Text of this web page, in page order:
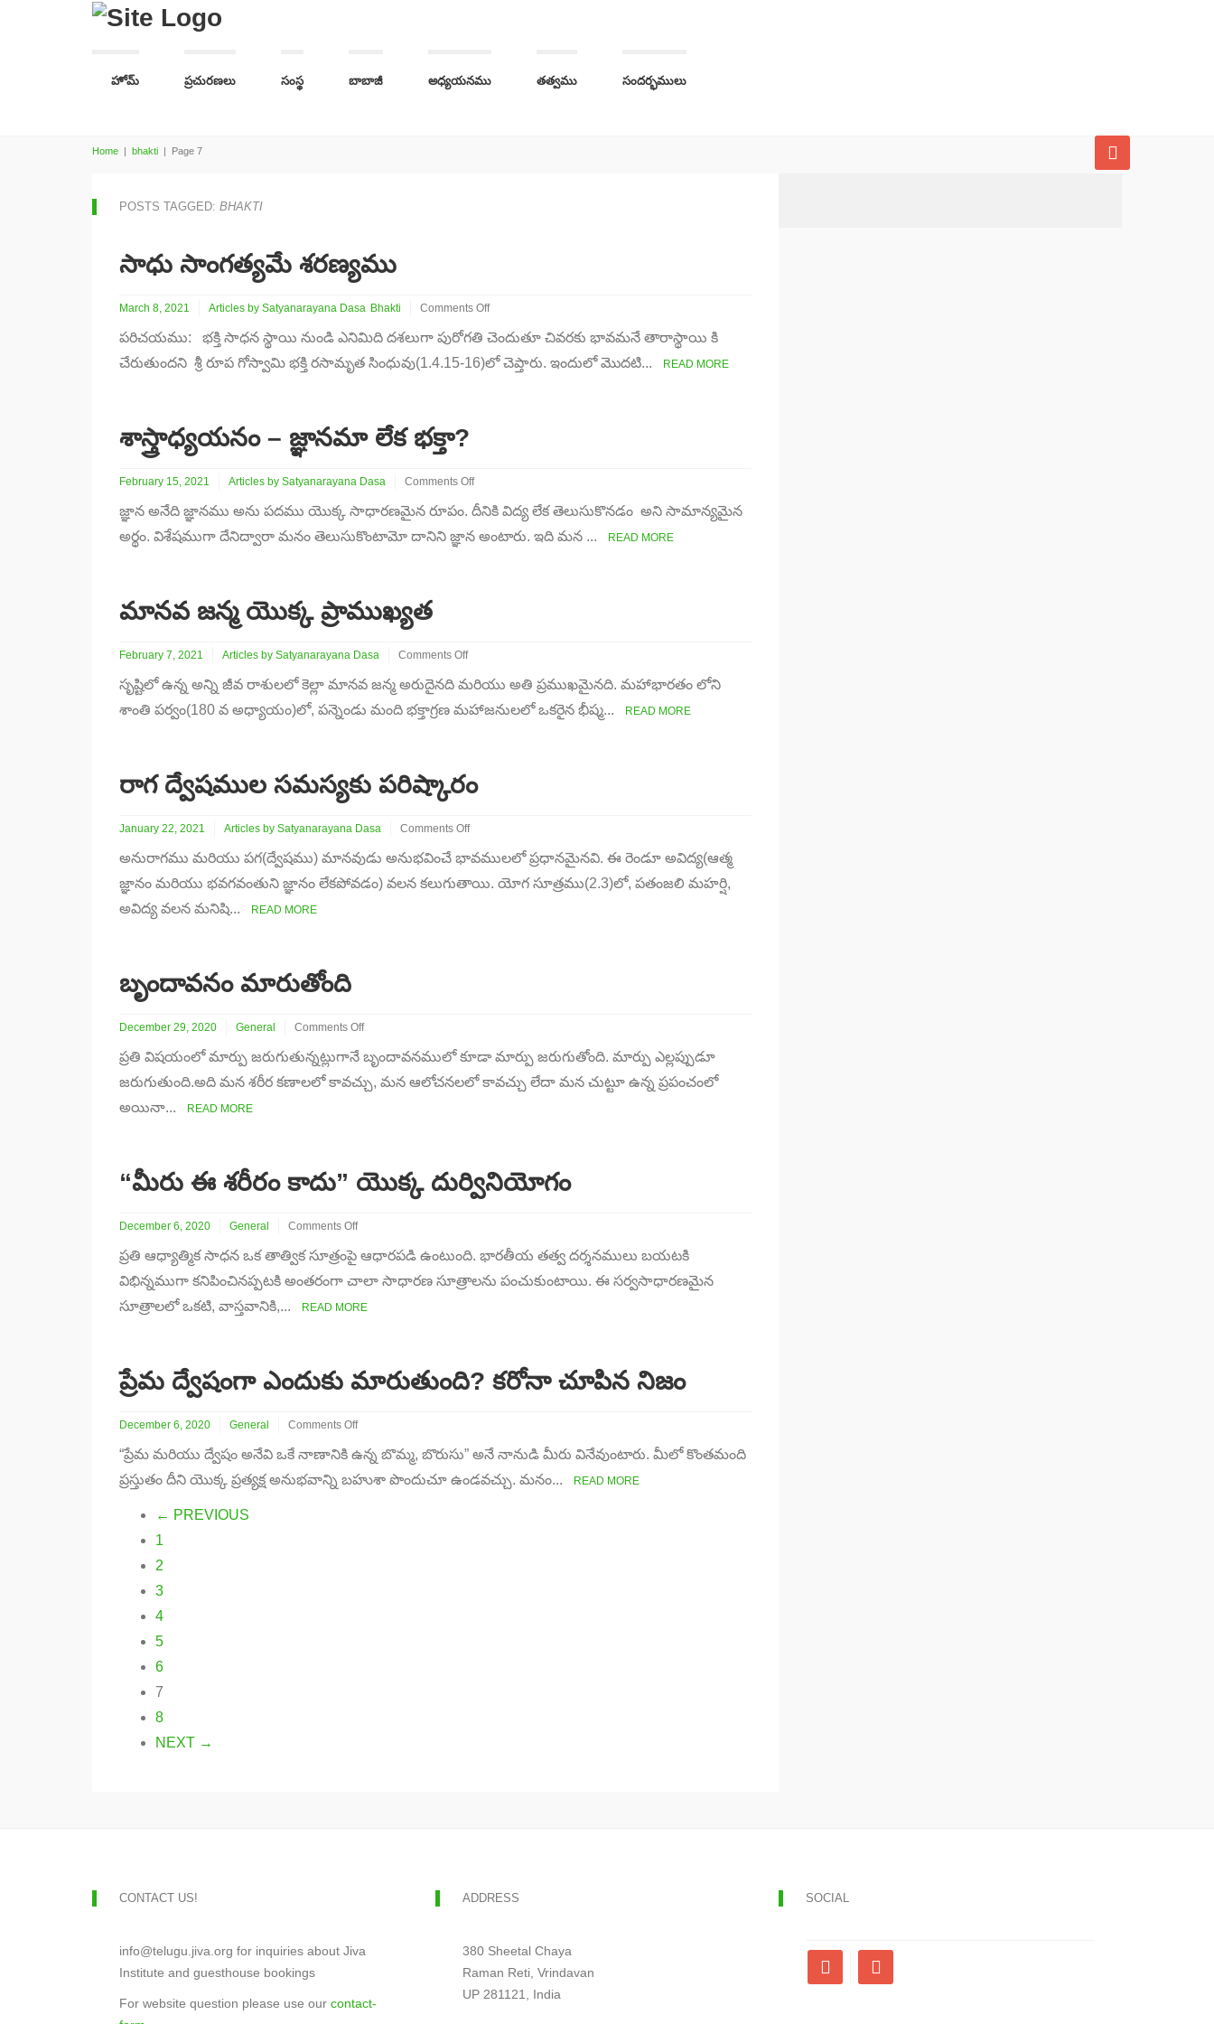
హోమ్ ప్రచురణలు సంస్థ బాబాజీ అధ్యయనము తత్వము సందర్భములు
Home | bhakti | Page 7
POSTS TAGGED: BHAKTI
సాధు సాంగత్యమే శరణ్యము
March 8, 2021 Articles by Satyanarayana Dasa Bhakti
Comments Off
సాధు
సాంగత్యమే
శరణ్యము
పరిచయము: భక్తి సాధన స్థాయి నుండి ఎనిమిది దశలుగా పురోగతి చెందుతూ చివరకు భావమనే తారాస్థాయి కి
చేరుతుందని శ్రీ రూప గోస్వామి భక్తి రసామృత సింధువు(1.4.15-16)లో చెప్తారు. ఇందులో మొదటి...
READ MORE
శాస్త్రాధ్యయనం – జ్ఞానమా లేక భక్తా?
February 15, 2021 Articles by Satyanarayana Dasa
Comments Off
శాస్త్రాధ్యయనం
జ్ఞాన అనేది జ్ఞానము అను పదము యొక్క సాధారణమైన రూపం. దీనికి విద్య లేక తెలుసుకొనడం అని సామాన్యమైన
అర్థం. విశేషముగా దేనిద్వారా మనం తెలుసుకొంటామో దానిని జ్ఞాన అంటారు. ఇది మన ...
READ MORE
మానవ జన్మ యొక్క ప్రాముఖ్యత
February 7, 2021 Articles by Satyanarayana Dasa
Comments Off
మానవ
జన్మ
యొక్క
సృష్టిలో ఉన్న అన్ని జీవ రాశులలో కెల్లా మానవ జన్మ అరుదైనది మరియు అతి ప్రముఖమైనది. మహాభారతం లోని
శాంతి పర్వం(180 వ అధ్యాయం)లో, పన్నెండు మంది భక్తాగ్రణ మహాజనులలో ఒకరైన భీష్మ...
READ MORE
రాగ ద్వేషముల సమస్యకు పరిష్కారం
January 22, 2021 Articles by Satyanarayana Dasa
Comments Off
రాగ
ద్వేషముల
అనురాగము మరియు పగ(ద్వేషము) మానవుడు అనుభవించే భావములలో ప్రధానమైనవి. ఈ రెండూ అవిద్య(ఆత్మ
జ్ఞానం మరియు భవగవంతుని జ్ఞానం లేకపోవడం) వలన కలుగుతాయి. యోగ సూత్రము(2.3)లో, పతంజలి మహర్షి,
అవిద్య వలన మనిషి...
READ MORE
బృందావనం మారుతోంది
December 29, 2020 General
Comments Off
బృందావనం
మారుతోంది
ప్రతి విషయంలో మార్పు జరుగుతున్నట్లుగానే బృందావనములో కూడా మార్పు జరుగుతోంది. మార్పు ఎల్లప్పుడూ
జరుగుతుంది.అది మన శరీర కణాలలో కావచ్చు, మన ఆలోచనలలో కావచ్చు లేదా మన చుట్టూ ఉన్న ప్రపంచంలో
అయినా...
READ MORE
“మీరు ఈ శరీరం కాదు” యొక్క దుర్వినియోగం
December 6, 2020 General
Comments Off
“మీరు
కాదు”
ప్రతి ఆధ్యాత్మిక సాధన ఒక తాత్విక సూత్రంపై ఆధారపడి ఉంటుంది. భారతీయ తత్వ దర్శనములు బయటకి
విభిన్నముగా కనిపించినప్పటకి అంతరంగా చాలా సాధారణ సూత్రాలను పంచుకుంటాయి. ఈ సర్వసాధారణమైన
సూత్రాలలో ఒకటి, వాస్తవానికి,...
READ MORE
ప్రేమ ద్వేషంగా ఎందుకు మారుతుంది? కరోనా చూపిన నిజం
December 6, 2020 General
Comments Off
ప్రేమ
ద్వేషంగా
ఎందుకు
“ప్రేమ మరియు ద్వేషం అనేవి ఒకే నాణానికి ఉన్న బొమ్మ, బొరుసు” అనే నానుడి మీరు వినేవుంటారు. మీలో కొంతమంది
ప్రస్తుతం దీని యొక్క ప్రత్యక్ష అనుభవాన్ని బహుశా పొందుచూ ఉండవచ్చు. మనం...
READ MORE
← PREVIOUS
1
2
3
4
5
6
7
8
NEXT →
CONTACT US!
info@telugu.jiva.org for inquiries about Jiva
Institute and guesthouse bookings
For website question please use our contact-
ADDRESS
380 Sheetal Chaya
Raman Reti, Vrindavan
UP 281121, India
SOCIAL